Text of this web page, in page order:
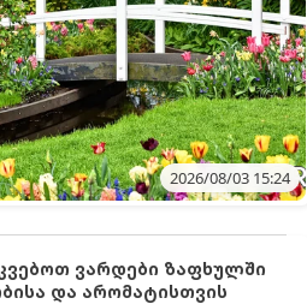
2026/08/03 15:24
ვარდები ზაფხულში
და არომატისთვის